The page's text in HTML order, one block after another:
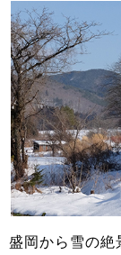
盛岡から雪の絶